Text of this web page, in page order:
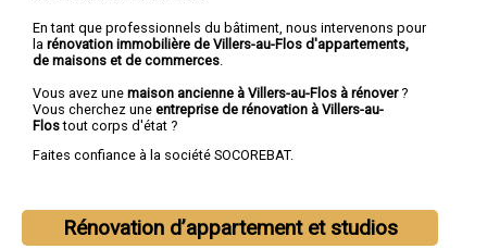
En tant que professionnels du bâtiment, nous intervenons pour
la rénovation immobilière de Villers-au-Flos d'appartements,
de maisons et de commerces
Vous avez une maison ancienne à Villers-au-Flos à rénover?
Vous cherchez une entreprise de rénovation à Villers-au-
Flostout corps d'état ?
Faites confiance à la société SOCOREBAT.
Rénovation d’appartement et studios